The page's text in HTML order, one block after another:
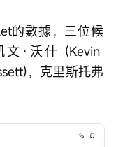
的數據，三位候
·沃什 (Kevin
，克里斯托弗